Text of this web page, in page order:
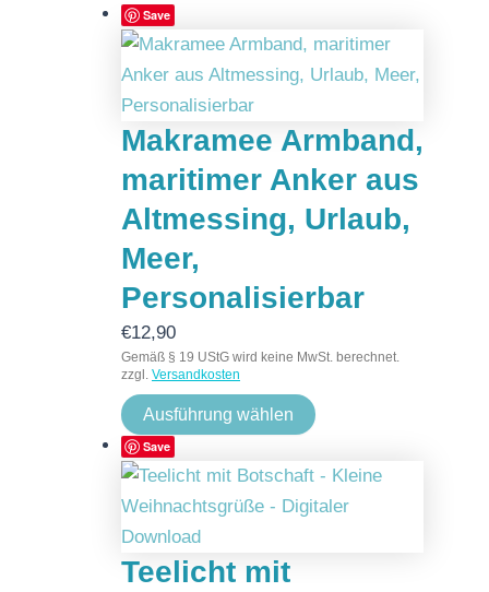
Save
Makramee Armband,
maritimer Anker aus
Altmessing, Urlaub,
Meer,
Personalisierbar
€12,90
Gemäß § 19 UStG wird keine MwSt. berechnet.
zzgl. Versandkosten
Ausführung wählen
Save
Teelicht mit